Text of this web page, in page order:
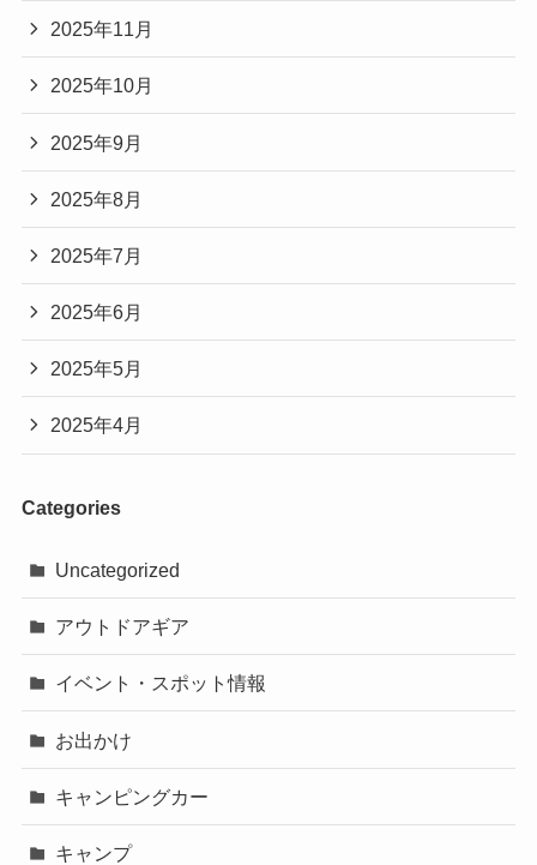
2025年11月
2025年10月
2025年9月
2025年8月
2025年7月
2025年6月
2025年5月
2025年4月
Categories
Uncategorized
アウトドアギア
イベント・スポット情報
お出かけ
キャンピングカー
キャンプ